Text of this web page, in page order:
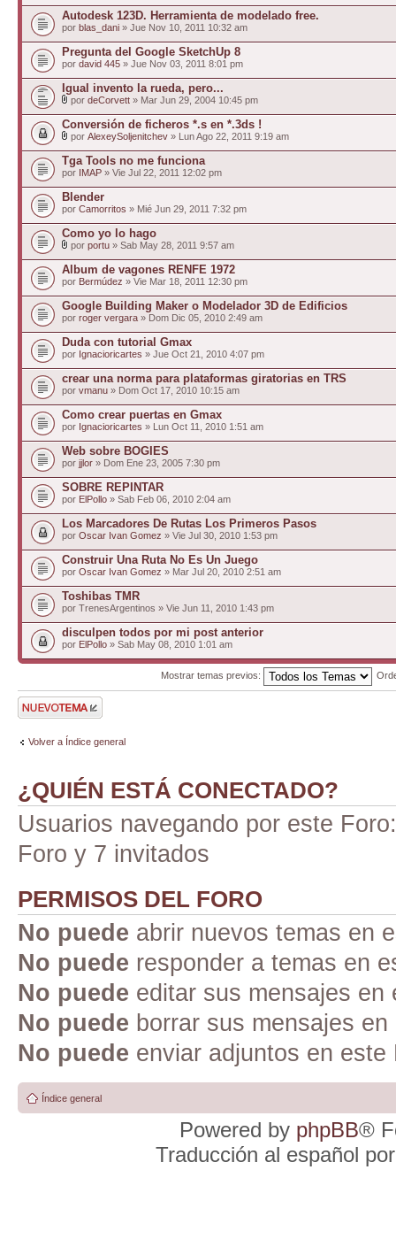
Autodesk 123D. Herramienta de modelado free.
por blas_dani » Jue Nov 10, 2011 10:32 am
Pregunta del Google SketchUp 8
por david 445 » Jue Nov 03, 2011 8:01 pm
Igual invento la rueda, pero...
por deCorvett » Mar Jun 29, 2004 10:45 pm
Conversión de ficheros *.s en *.3ds !
por AlexeySoljenitchev » Lun Ago 22, 2011 9:19 am
Tga Tools no me funciona
por IMAP » Vie Jul 22, 2011 12:02 pm
Blender
por Camorritos » Mié Jun 29, 2011 7:32 pm
Como yo lo hago
por portu » Sab May 28, 2011 9:57 am
Album de vagones RENFE 1972
por Bermúdez » Vie Mar 18, 2011 12:30 pm
Google Building Maker o Modelador 3D de Edificios
por roger vergara » Dom Dic 05, 2010 2:49 am
Duda con tutorial Gmax
por Ignacioricartes » Jue Oct 21, 2010 4:07 pm
crear una norma para plataformas giratorias en TRS
por vmanu » Dom Oct 17, 2010 10:15 am
Como crear puertas en Gmax
por Ignacioricartes » Lun Oct 11, 2010 1:51 am
Web sobre BOGIES
por jjlor » Dom Ene 23, 2005 7:30 pm
SOBRE REPINTAR
por ElPollo » Sab Feb 06, 2010 2:04 am
Los Marcadores De Rutas Los Primeros Pasos
por Oscar Ivan Gomez » Vie Jul 30, 2010 1:53 pm
Construir Una Ruta No Es Un Juego
por Oscar Ivan Gomez » Mar Jul 20, 2010 2:51 am
Toshibas TMR
por TrenesArgentinos » Vie Jun 11, 2010 1:43 pm
disculpen todos por mi post anterior
por ElPollo » Sab May 08, 2010 1:01 am
Mostrar temas previos:
Publicar un nuevo
tema
Volver a Índice general
¿QUIÉN ESTÁ CONECTADO?
Usuarios navegando por este
Foro y 7 invitados
PERMISOS DEL FORO
No puede abrir nuevos temas en
No puede responder a temas en
No puede editar sus mensajes en
No puede borrar sus mensajes
No puede enviar adjuntos en este
Índice general
Powered by phpBB®
Traducción al español